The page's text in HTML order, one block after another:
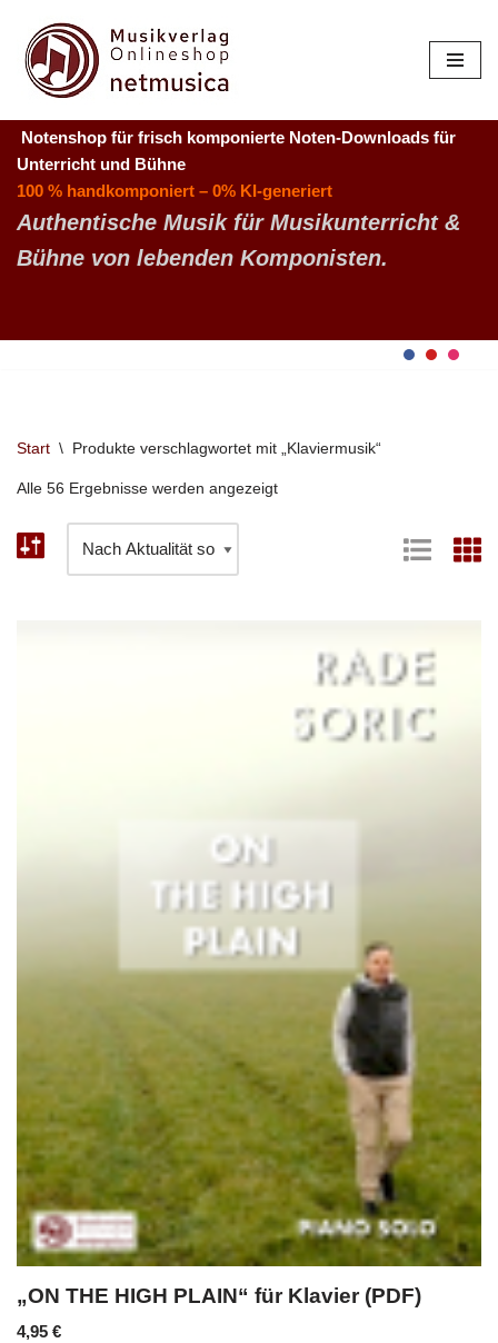
Zum
Inhalt
Notenshop für frisch komponierte Noten-Downloads für
Unterricht und Bühne
100 % handkomponiert – 0% KI-generiert
Authentische Musik für Musikunterricht &
Bühne von lebenden Komponisten.
Start \ Produkte verschlagwortet mit „Klaviermusik“
Alle 56 Ergebnisse werden angezeigt
„ON THE HIGH PLAIN“ für Klavier (PDF)
4,95 €